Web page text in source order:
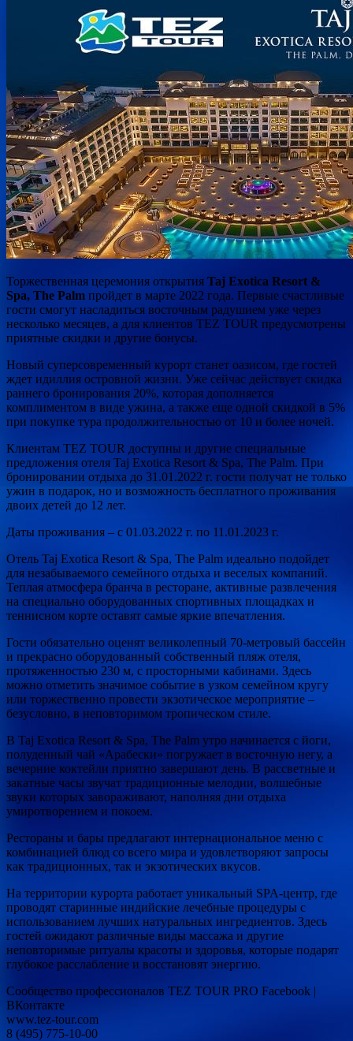
Торжественная церемония открытия Taj Exotica Resort &
Spa, The Palm пройдет в марте 2022 года. Первые счастливые
гости смогут насладиться восточным радушием уже через
несколько месяцев, а для клиентов TEZ TOUR предусмотрены
приятные скидки и другие бонусы.
Новый суперсовременный курорт станет оазисом, где гостей
ждет идиллия островной жизни. Уже сейчас действует скидка
раннего бронирования 20%, которая дополняется
комплиментом в виде ужина, а также еще одной скидкой в 5%
при покупке тура продолжительностью от 10 и более ночей.
Клиентам TEZ TOUR доступны и другие специальные
предложения отеля Taj Exotica Resort & Spa, The Palm. При
бронировании отдыха до 31.01.2022 г. гости получат не только
ужин в подарок, но и возможность бесплатного проживания
двоих детей до 12 лет.
Даты проживания – с 01.03.2022 г. по 11.01.2023 г.
Отель Taj Exotica Resort & Spa, The Palm идеально подойдет
для незабываемого семейного отдыха и веселых компаний.
Теплая атмосфера бранча в ресторане, активные развлечения
на специально оборудованных спортивных площадках и
теннисном корте оставят самые яркие впечатления.
Гости обязательно оценят великолепный 70-метровый бассейн
и прекрасно оборудованный собственный пляж отеля,
протяженностью 230 м, с просторными кабинами. Здесь
можно отметить значимое событие в узком семейном кругу
или торжественно провести экзотическое мероприятие –
безусловно, в неповторимом тропическом стиле.
В Taj Exotica Resort & Spa, The Palm утро начинается с йоги,
полуденный чай «Арабески» погружает в восточную негу, а
вечерние коктейли приятно завершают день. В рассветные и
закатные часы звучат традиционные мелодии, волшебные
звуки которых завораживают, наполняя дни отдыха
умиротворением и покоем.
Рестораны и бары предлагают интернациональное меню с
комбинацией блюд со всего мира и удовлетворяют запросы
как традиционных, так и экзотических вкусов.
На территории курорта работает уникальный SPA-центр, где
проводят старинные индийские лечебные процедуры с
использованием лучших натуральных ингредиентов. Здесь
гостей ожидают различные виды массажа и другие
неповторимые ритуалы красоты и здоровья, которые подарят
глубокое расслабление и восстановят энергию.
Сообщество профессионалов TEZ TOUR PRO Facebook |
ВКонтакте
www.tez-tour.com
8 (495) 775-10-00